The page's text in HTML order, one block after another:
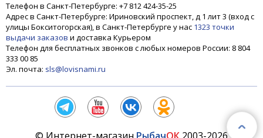
Телефон в Санкт-Петербурге: +7 812 424-35-25
Адрес в Санкт-Петербурге: Ириновский проспект, д 1 лит 3 (вход с
улицы Бокситогорская), в Санкт-Петербурге у нас 1323 точки
выдачи заказов и доставка Курьером
Телефон для бесплатных звонков с любых номеров России: 8 804
333 00 85
Эл. почта: sls@lovisnami.ru